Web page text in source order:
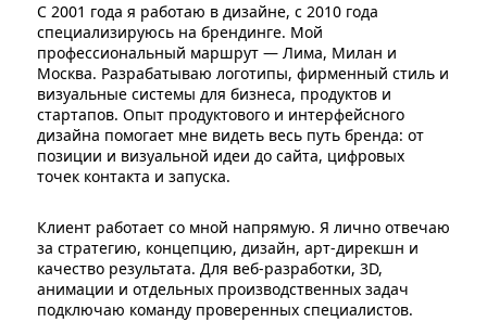
С 2001 года я работаю в дизайне, с 2010 года
специализируюсь на брендинге. Мой
профессиональный маршрут — Лима, Милан и
Москва. Разрабатываю логотипы, фирменный стиль и
визуальные системы для бизнеса, продуктов и
стартапов. Опыт продуктового и интерфейсного
дизайна помогает мне видеть весь путь бренда: от
позиции и визуальной идеи до сайта, цифровых
точек контакта и запуска.
Клиент работает со мной напрямую. Я лично отвечаю
за стратегию, концепцию, дизайн, арт-дирекшн и
качество результата. Для веб-разработки, 3D,
анимации и отдельных производственных задач
подключаю команду проверенных специалистов.